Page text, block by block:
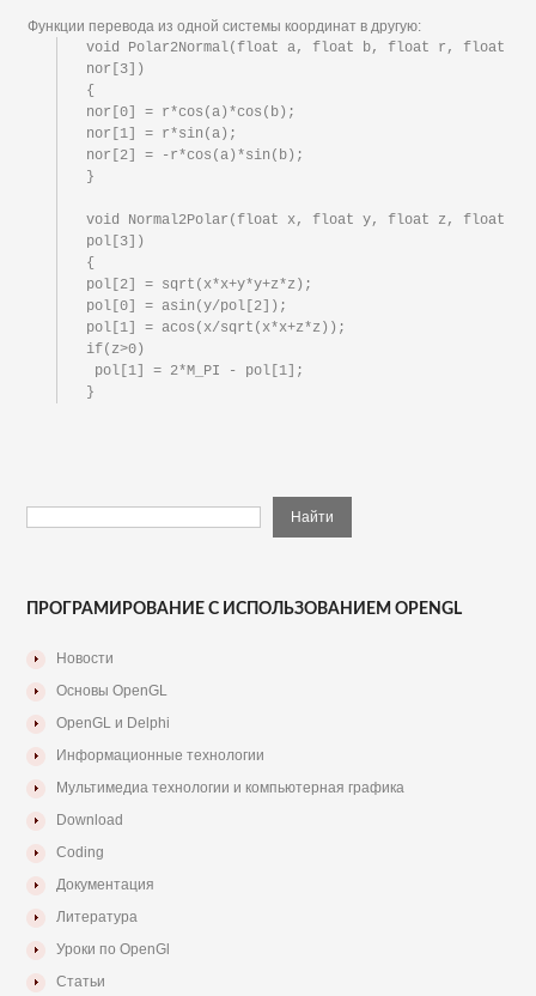
Функции перевода из одной системы координат в другую:
void Polar2Normal(float a, float b, float r, float
nor[3])
{
nor[0] = r*cos(a)*cos(b);
nor[1] = r*sin(a);
nor[2] = -r*cos(a)*sin(b);
}
void Normal2Polar(float x, float y, float z, float
pol[3])
{
pol[2] = sqrt(x*x+y*y+z*z);
pol[0] = asin(y/pol[2]);
pol[1] = acos(x/sqrt(x*x+z*z));
if(z>0)
ПРОГРАМИРОВАНИЕ С ИСПОЛЬЗОВАНИЕМ OPENGL
Новости
Основы OpenGL
OpenGL и Delphi
Информационные технологии
Мультимедиа технологии и компьютерная графика
Download
Coding
Документация
Литература
Уроки по OpenGl
Статьи